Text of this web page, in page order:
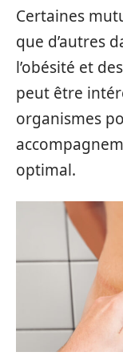
Certaines
que d’autres
l’obésité et
peut être
organismes
optimal.